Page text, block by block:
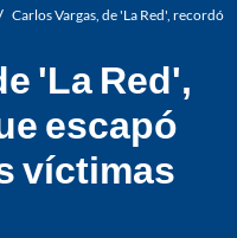
Carlos Vargas, de 'La Red', recordó
'La Red',
escapó
víctimas